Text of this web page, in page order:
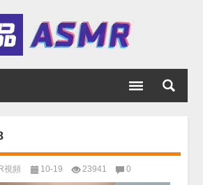
視頻 10-19 23941 0